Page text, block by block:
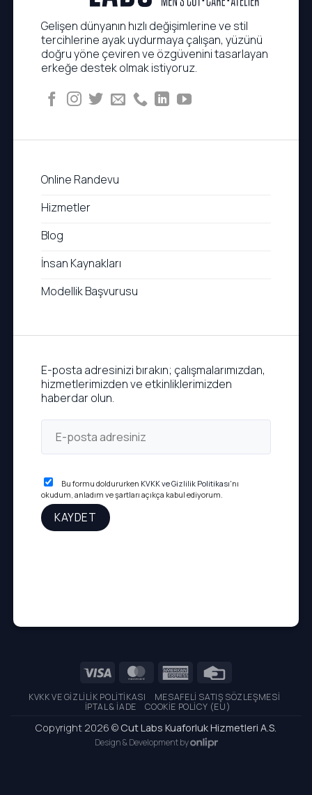
Gelişen dünyanın hızlı değişimlerine ve stil
tercihlerine ayak uydurmaya çalışan, yüzünü
doğru yöne çeviren ve özgüvenini tasarlayan
erkeğe destek olmak istiyoruz.
Online Randevu
Hizmetler
Blog
İnsan Kaynakları
Modellik Başvurusu
E-posta adresinizi bırakın; çalışmalarımızdan,
hizmetlerimizden ve etkinliklerimizden
haberdar olun.
Bu formu doldururken KVKK ve Gizlilik Politikası'nı
okudum, anladım ve şartları açıkça kabul ediyorum.
Visa MasterCardAmerican
KVKK VE GIZLILIK POLITIKASI
MESAFELI SATIŞ SÖZLEŞMESI
İPTAL & İADE
COOKIE POLICY (EU)
Copyright 2026 © Cut Labs Kuaforluk Hizmetleri A.S.
Design & Development by